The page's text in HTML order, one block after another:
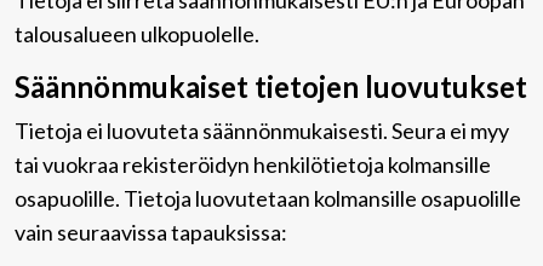
talousalueen ulkopuolelle.
Säännönmukaiset tietojen luovutukset
Tietoja ei luovuteta säännönmukaisesti. Seura ei myy
tai vuokraa rekisteröidyn henkilötietoja kolmansille
osapuolille. Tietoja luovutetaan kolmansille osapuolille
vain seuraavissa tapauksissa: